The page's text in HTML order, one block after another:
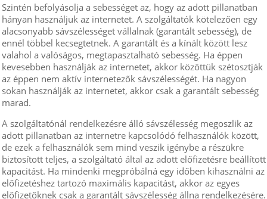
Szintén befolyásolja a sebességet az, hogy az adott pillanatban
hányan használjuk az internetet. A szolgáltatók kötelezően egy
alacsonyabb sávszélességet vállalnak (garantált sebesség), de
ennél többel kecsegtetnek. A garantált és a kínált között lesz
valahol a valóságos, megtapasztalható sebesség. Ha éppen
kevesebben használják az internetet, akkor közöttük szétosztják
az éppen nem aktív internetezők sávszélességét. Ha nagyon
sokan használják az internetet, akkor csak a garantált sebesség
marad.
A szolgáltatónál rendelkezésre álló sávszélesség megoszlik az
adott pillanatban az internetre kapcsolódó felhasználók között,
de ezek a felhasználók sem mind veszik igénybe a részükre
biztosított teljes, a szolgáltató által az adott előfizetésre beállított
kapacitást. Ha mindenki megpróbálná egy időben kihasználni az
előfizetéshez tartozó maximális kapacitást, akkor az egyes
előfizetőknek csak a garantált sávszélesség állna rendelkezésére.